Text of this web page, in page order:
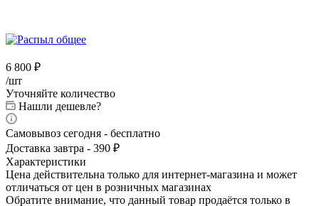
6 800 ₽
/шт
Уточняйте количество
Нашли дешевле?
Самовывоз сегодня - бесплатно
Доставка завтра - 390 ₽
Характеристики
Цена действительна только для интернет-магазина и может
отличаться от цен в розничных магазинах
Обратите внимание, что данный товар продаётся только в